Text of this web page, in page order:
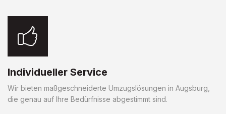
Individueller Service
Wir bieten maßgeschneiderte Umzugslösungen in Augsburg,
die genau auf Ihre Bedürfnisse abgestimmt sind.